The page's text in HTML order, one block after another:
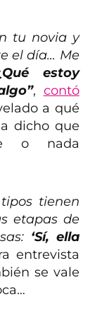
tu novia y
el día… Me
estoy
, contó
a qué
dicho que
o nada
tienen
etapas de
‘Sí, ella
entrevista
se vale